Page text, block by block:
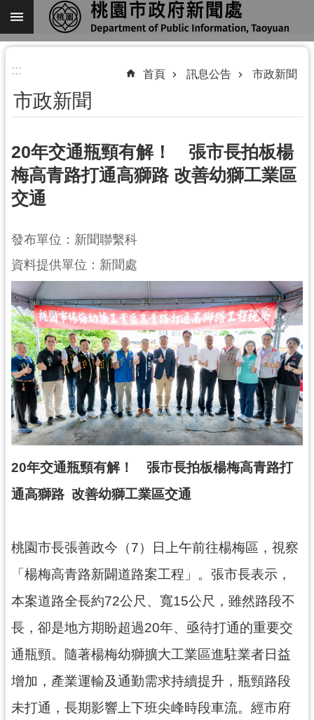
跳到主要內容區塊
進
搜
尋
關
於
們
機
關
通
訊
錄
業
務
資
訊
訊
公
告
服
務
政
資
訊
公
開
::: 首頁 訊息公告 市政新聞
市政新聞
20年交通瓶頸有解！ 張市長拍板楊
梅高青路打通高獅路 改善幼獅工業區
交通
發布單位：新聞聯繫科
資料提供單位：新聞處
20年交通瓶頸有解！ 張市長拍板楊梅高青路打
通高獅路 改善幼獅工業區交通
桃園市長張善政今（7）日上午前往楊梅區，視察
「楊梅高青路新闢道路案工程」。張市長表示，
本案道路全長約72公尺、寬15公尺，雖然路段不
長，卻是地方期盼超過20年、亟待打通的重要交
通瓶頸。隨著楊梅幼獅擴大工業區進駐業者日益
增加，產業運輸及通勤需求持續提升，瓶頸路段
未打通，長期影響上下班尖峰時段車流。經市府